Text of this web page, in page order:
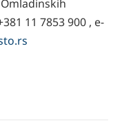
11 7853 900 , e-